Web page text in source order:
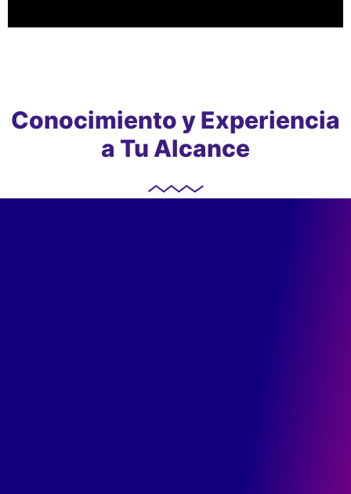
Conocimiento y Experiencia
a Tu Alcance